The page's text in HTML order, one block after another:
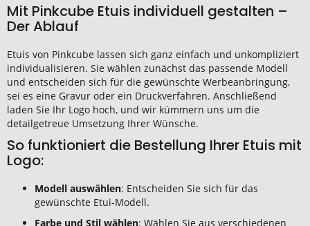
Mit Pinkcube Etuis individuell gestalten –
Der Ablauf
Etuis von Pinkcube lassen sich ganz einfach und unkompliziert
individualisieren. Sie wählen zunächst das passende Modell
und entscheiden sich für die gewünschte Werbeanbringung,
sei es eine Gravur oder ein Druckverfahren. Anschließend
laden Sie Ihr Logo hoch, und wir kümmern uns um die
detailgetreue Umsetzung Ihrer Wünsche.
So funktioniert die Bestellung Ihrer Etuis mit
Logo:
Modell auswählen: Entscheiden Sie sich für das
gewünschte Etui-Modell.
Farbe und Stil wählen: Wählen Sie aus verschiedenen